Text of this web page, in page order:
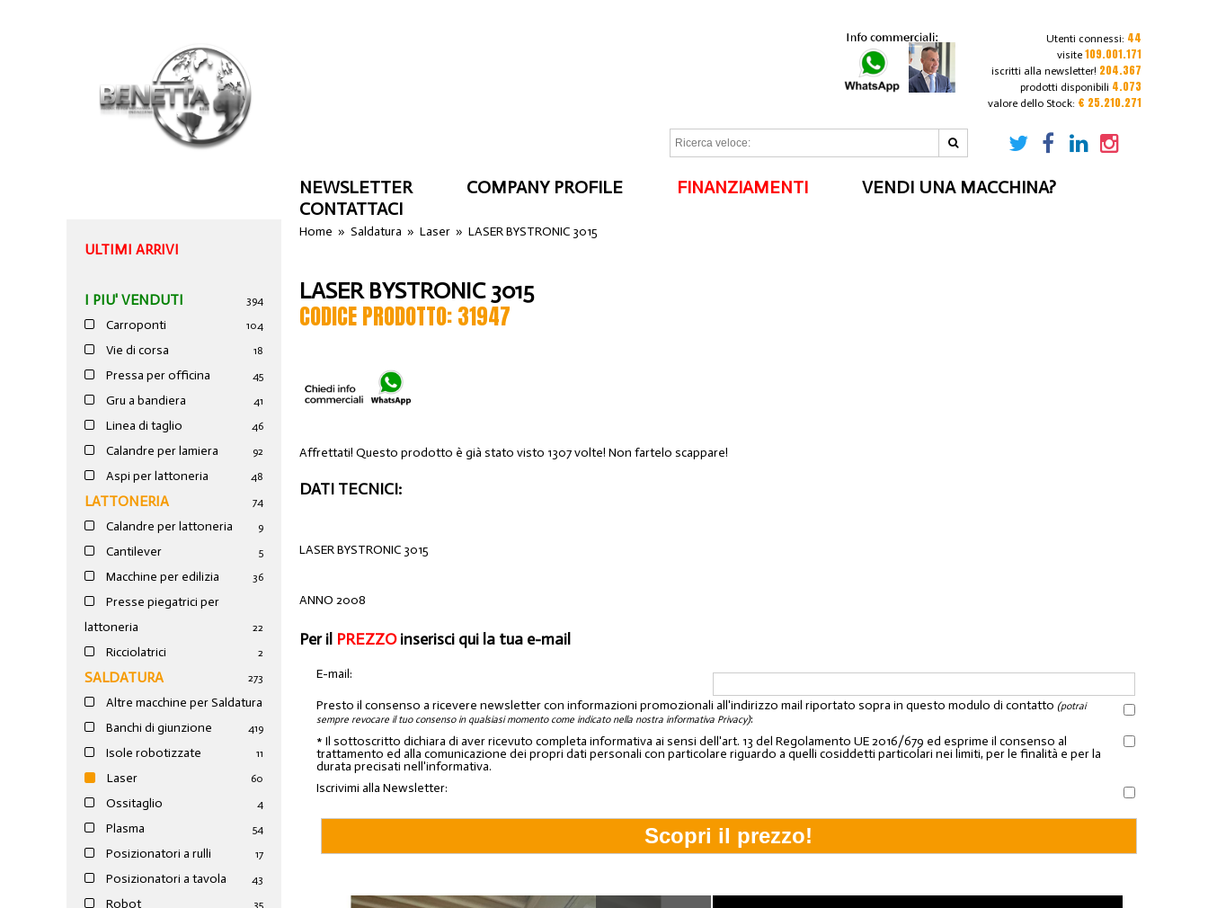
Utenti connessi: 44
visite 109.001.171
iscritti alla newsletter! 204.367
prodotti disponibili 4.073
valore dello Stock: € 25.210.271
NEWSLETTER COMPANY PROFILE FINANZIAMENTI
VENDI UNA MACCHINA?
CONTATTACI
ULTIMI ARRIVI
I PIU' VENDUTI 394
Carroponti 104
Vie di corsa 18
Pressa per officina 45
Gru a bandiera 41
Linea di taglio 46
Calandre per lamiera 92
Aspi per lattoneria 48
LATTONERIA 74
Calandre per lattoneria 9
Cantilever 5
Macchine per edilizia 36
Presse piegatrici per
lattoneria
22
Ricciolatrici 2
SALDATURA 273
Altre macchine per Saldatura
19
Banchi di giunzione 4
Isole robotizzate 11
Laser 60
Ossitaglio 4
Plasma 54
Posizionatori a rulli 17
Posizionatori a tavola 43
Robot 35
Home »Saldatura »Laser »LASER BYSTRONIC 3015
LASER BYSTRONIC 3015
CODICE PRODOTTO: 31947
Affrettati! Questo prodotto è già stato visto 1307 volte! Non fartelo scappare!
DATI TECNICI:
LASER BYSTRONIC 3015
ANNO 2008
Per il PREZZOinserisci qui la tua e-mail
E-mail:
Presto il consenso a ricevere newsletter con informazioni promozionali all'indirizzo mail riportato sopra in questo modulo di contatto (potrai
sempre revocare il tuo consenso in qualsiasi momento come indicato nella nostra informativa Privacy):
* Il sottoscritto dichiara di aver ricevuto completa informativa ai sensi dell'art. 13 del Regolamento UE 2016/679 ed esprime il consenso al
trattamento ed alla comunicazione dei propri dati personali con particolare riguardo a quelli cosiddetti particolari nei limiti, per le finalità e per la
durata precisati nell'informativa.
Iscrivimi alla Newsletter: